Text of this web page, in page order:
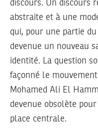
discours. Un discours
abstraite et à une
qui, pour une partie
devenue un nouveau
identité. La question
façonné le
Mohamed Ali El
devenue obsolète
place centrale.